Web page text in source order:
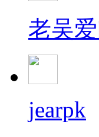
老吴
jearpk